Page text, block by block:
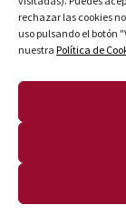
rechazar las cookies
uso pulsando el botón
nuestra Política de